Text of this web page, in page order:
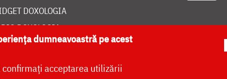
DOXOLOGIA
DOXOLOGIA
dumneavoastră pe acest
acceptarea utilizării